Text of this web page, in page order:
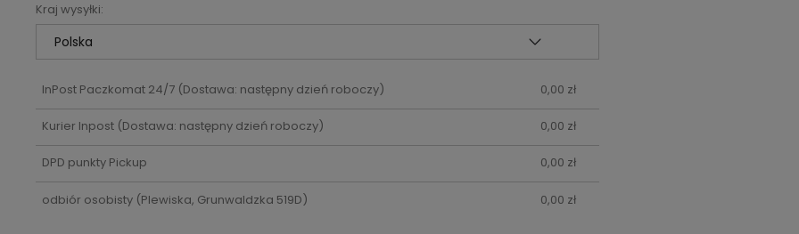
Kraj wysyłki:
InPost Paczkomat 24/7(Dostawa: następny dzień roboczy) 0,00 zł
Kurier Inpost(Dostawa: następny dzień roboczy) 0,00 zł
DPD punkty Pickup 0,00 zł
odbiór osobisty(Plewiska, Grunwaldzka 519D) 0,00 zł